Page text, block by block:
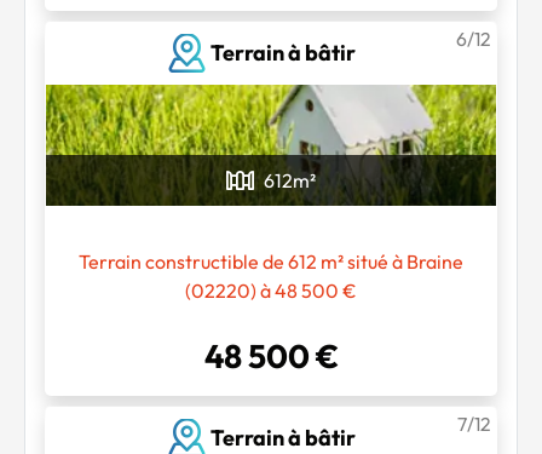
Chargement...
Terrain à bâtir
6/12
612m²
Terrain constructible de 612 m² situé à Braine
(02220) à 48 500 €
48 500 €
Terrain à bâtir
7/12